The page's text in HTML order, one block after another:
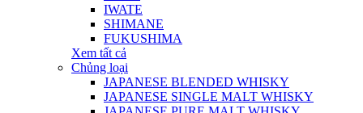
IWATE
SHIMANE
FUKUSHIMA
Xem tất cả
Chủng loại
JAPANESE BLENDED WHISKY
JAPANESE SINGLE MALT WHISKY